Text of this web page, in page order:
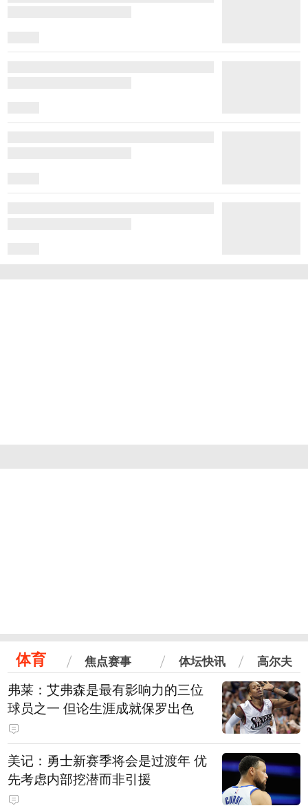
体育 焦点赛事 体坛快讯 高尔夫
弗莱：艾弗森是最有影响力的三位
球员之一 但论生涯成就保罗出色
美记：勇士新赛季将会是过渡年 优
先考虑内部挖潜而非引援